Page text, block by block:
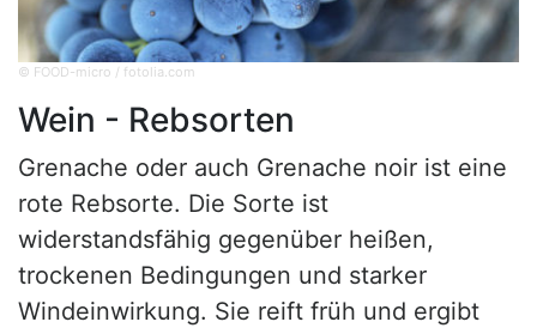
© FOOD-micro / fotolia.com
Wein - Rebsorten
Grenache oder auch Grenache noir ist eine
rote Rebsorte. Die Sorte ist
widerstandsfähig gegenüber heißen,
trockenen Bedingungen und starker
Windeinwirkung. Sie reift früh und ergibt